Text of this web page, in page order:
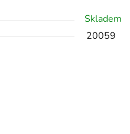
Skladem
20059